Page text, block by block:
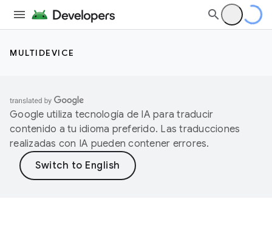
MULTIDEVICE
Google utiliza tecnología de IA para traducir
contenido a tu idioma preferido. Las traducciones
realizadas con IA pueden contener errores.